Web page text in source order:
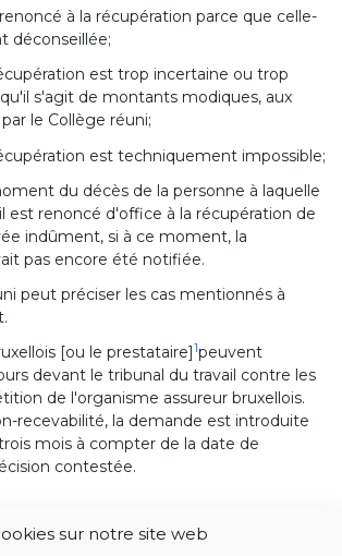
sur notre site web
à la récupération parce que celle-
déconseillée;
est trop incertaine ou trop
s'agit de montants modiques, aux
le Collège réuni;
est techniquement impossible;
du décès de la personne à laquelle
est renoncé d'office à la récupération de
indûment, si à ce moment, la
pas encore été notifiée.
peut préciser les cas mentionnés à
[ou le prestataire]1peuvent
devant le tribunal du travail contre les
de l'organisme assureur bruxellois.
recevabilité, la demande est introduite
mois à compter de la date de
contestée.
09, art. 14, 004; En vigueur : 01-01-2024>